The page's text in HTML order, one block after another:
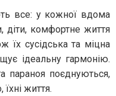
все: у кожної вдома
діти, комфортне життя
їх сусідська та міцна
ідеальну гармонію.
параноя поєднуються,
життя.